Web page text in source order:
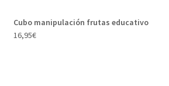
Cubo manipulación frutas educativo
16,95€